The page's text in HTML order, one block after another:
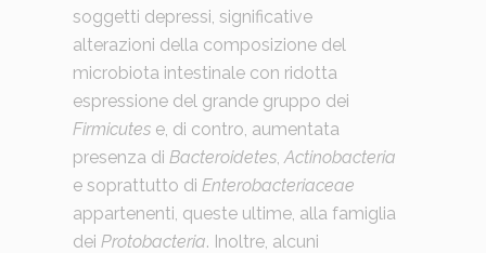
soggetti depressi, significative
alterazioni della composizione del
microbiota intestinale con ridotta
espressione del grande gruppo dei
Firmicutese, di contro, aumentata
presenza di Bacteroidetes, Actinobacteria
e soprattutto di Enterobacteriaceae
appartenenti, queste ultime, alla famiglia
dei Protobacteria. Inoltre, alcuni